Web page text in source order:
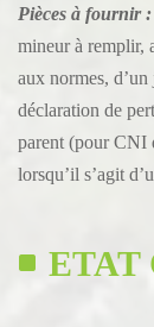
Pièces à fournir :
mineur à remplir,
aux normes,
déclaration de
parent (pour CNI
lorsqu’il s’agit